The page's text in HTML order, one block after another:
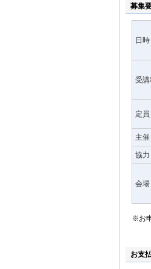
募集
日時
受
定員
主催
協力
会場
※お
お支